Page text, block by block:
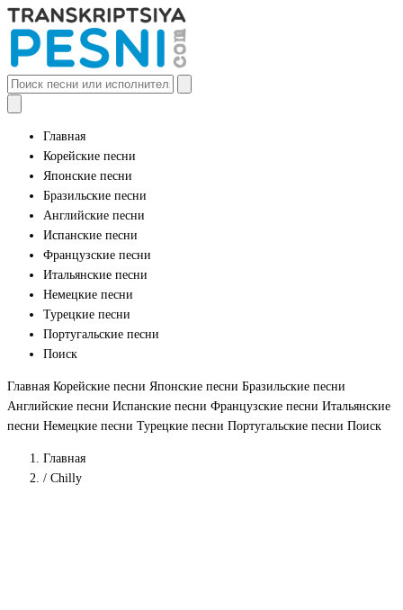
Главная
Корейские песни
Японские песни
Бразильские песни
Английские песни
Испанские песни
Французские песни
Итальянские песни
Немецкие песни
Турецкие песни
Португальские песни
Поиск
Главная Корейские песни Японские песни Бразильские песни
Английские песни Испанские песни Французские песни Итальянские
песни Немецкие песни Турецкие песни Португальские песни Поиск
Главная
/ Chilly